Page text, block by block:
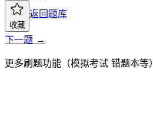
收藏
返回题库
下一题 →
更多刷题功能（模拟考试 错题本